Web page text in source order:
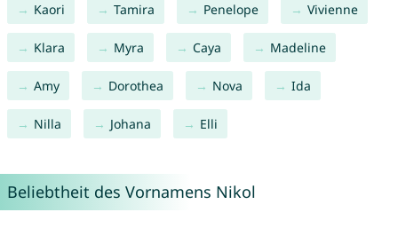
Kaori Tamira Penelope Vivienne
Klara Myra Caya Madeline
Amy Dorothea Nova Ida
Nilla Johana Elli
Beliebtheit des Vornamens Nikol